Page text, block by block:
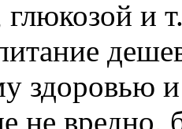
и
здоровью
не вредно,